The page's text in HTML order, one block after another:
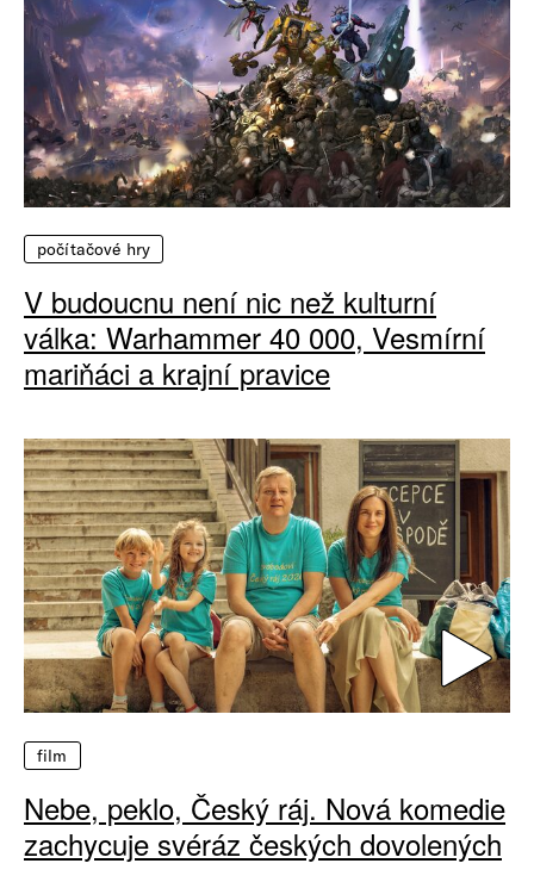
počítačové hry
V budoucnu není nic než kulturní
válka: Warhammer 40 000, Vesmírní
mariňáci a krajní pravice
film
Nebe, peklo, Český ráj. Nová komedie
zachycuje svéráz českých dovolených